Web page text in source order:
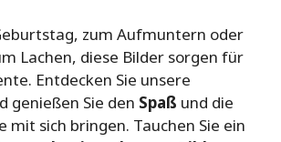
zum Aufmuntern oder
Lachen, diese Bilder sorgen für
Entdecken Sie unsere
genießen Sie den Spaß und die
mit sich bringen. Tauchen Sie ein